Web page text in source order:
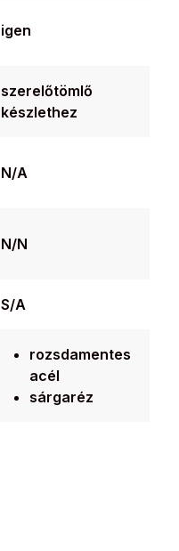
igen
szerelőtömlő
készlethez
N/A
N/N
S/A
rozsdamentes
acél
sárgaréz